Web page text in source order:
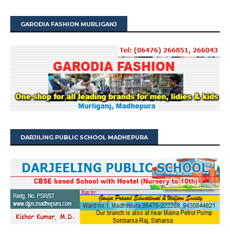
GARODIA FASHION MURLIGANJ
DARJILING PUBLIC SCHOOL MADHEPURA